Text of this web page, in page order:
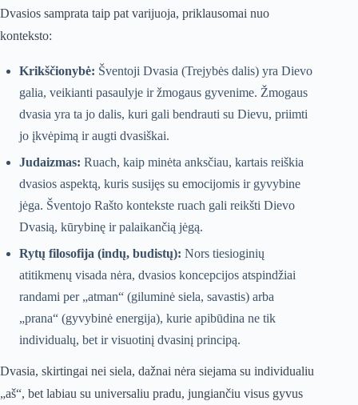
Dvasios samprata taip pat varijuoja, priklausomai nuo
konteksto:
Krikščionybė: Šventoji Dvasia (Trejybės dalis) yra Dievo
galia, veikianti pasaulyje ir žmogaus gyvenime. Žmogaus
dvasia yra ta jo dalis, kuri gali bendrauti su Dievu, priimti
jo įkvėpimą ir augti dvasiškai.
Judaizmas: Ruach, kaip minėta anksčiau, kartais reiškia
dvasios aspektą, kuris susijęs su emocijomis ir gyvybine
jėga. Šventojo Rašto kontekste ruach gali reikšti Dievo
Dvasią, kūrybinę ir palaikančią jėgą.
Rytų filosofija (indų, budistų): Nors tiesioginių
atitikmenų visada nėra, dvasios koncepcijos atspindžiai
randami per „atman“ (giluminė siela, savastis) arba
„prana“ (gyvybinė energija), kurie apibūdina ne tik
individualų, bet ir visuotinį dvasinį principą.
Dvasia, skirtingai nei siela, dažnai nėra siejama su individualiu
„aš“, bet labiau su universaliu pradu, jungiančiu visus gyvus